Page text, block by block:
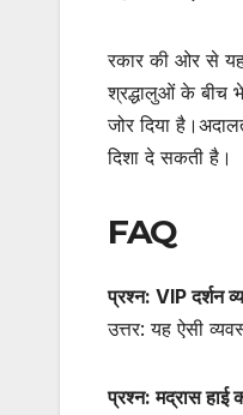
रकार की ओर से यह
श्रद्धालुओं के बीच
जोर दिया
दिशा दे सकती है।
FAQ
प्रश्न: VIP दर्शन
उत्तर: यह ऐसी
प्रश्न: मद्रास हाई